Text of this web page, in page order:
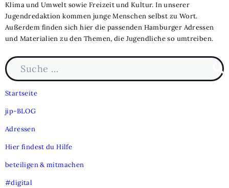
Klima und Umwelt sowie Freizeit und Kultur. In unserer
Jugendredaktion kommen junge Menschen selbst zu Wort.
Außerdem finden sich hier die passenden Hamburger Adressen
und Materialien zu den Themen, die Jugendliche so umtreiben.
Suche nach:
Startseite
jip-BLOG
Adressen
Hier findest du Hilfe
beteiligen & mitmachen
#digital